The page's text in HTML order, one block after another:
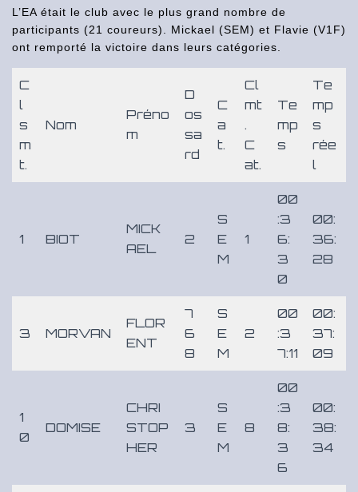
L’EA était le club avec le plus grand nombre de
participants (21 coureurs). Mickael (SEM) et Flavie (V1F)
ont remporté la victoire dans leurs catégories.
C
l
s
m
t.
Nom
Préno
m
D
os
sa
rd
C
a
t.
Cl
mt
.
C
at.
Te
mp
s
Te
mp
s
rée
l
1 BIOT
MICK
AEL
2
S
E
M
1
00
:3
6:
3
0
00:
36:
28
3 MORVAN
FLOR
ENT
7
6
8
S
E
M
2
00
:3
7:11
00:
37:
09
1
0
DOMISE
CHRI
STOP
HER
3
S
E
M
8
00
:3
8:
3
6
00:
38:
34